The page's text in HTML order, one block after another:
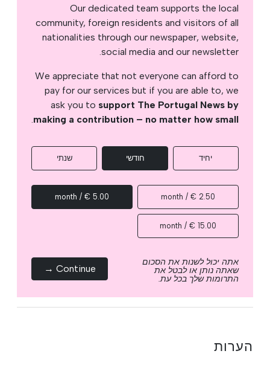
Our dedicated team supports the local
community, foreign residents and visitors of all
nationalities through our newspaper, website,
social media and our newsletter.
We appreciate that not everyone can afford to
pay for our services but if you are able to, we
ask you to support The Portugal News by
making a contribution – no matter how small
.
יחיד חודשי שנתי
2.50 € / month
5.00 € / month
15.00 € / month
אתה יכול לשנות את הסכום
שאתה נותן או לבטל את
התרומות שלך בכל עת.
Continue →
הערות